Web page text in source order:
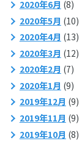
2020年6月 (8)
2020年5月 (10)
2020年4月 (13)
2020年3月 (12)
2020年2月 (7)
2020年1月 (9)
2019年12月 (9)
2019年11月 (9)
2019年10月 (8)